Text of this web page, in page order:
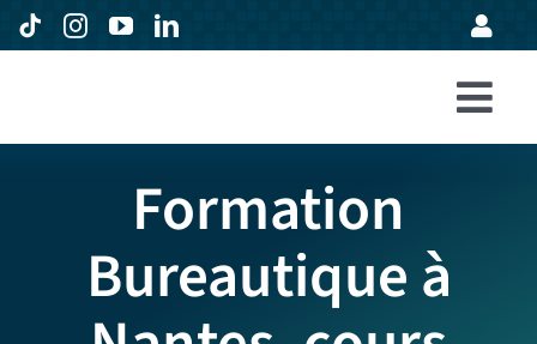
Passer
au
Formations
Entreprises
Avis
Formation
Bureautique à